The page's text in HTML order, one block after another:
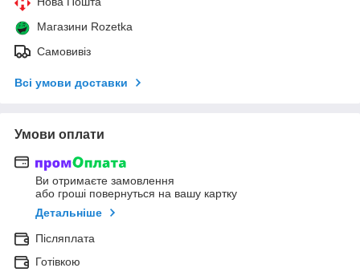
Магазини Rozetka
Самовивіз
Всі умови доставки
Умови оплати
Ви отримаєте замовлення
або гроші повернуться на вашу картку
Детальніше
Післяплата
Готівкою